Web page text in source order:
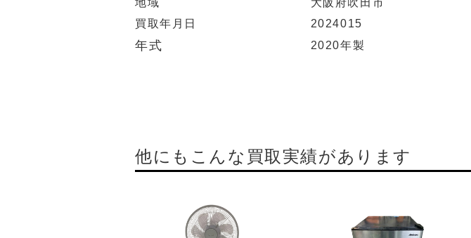
買取年月日
2024015
年式 2020年製
他にもこんな買取実績があります